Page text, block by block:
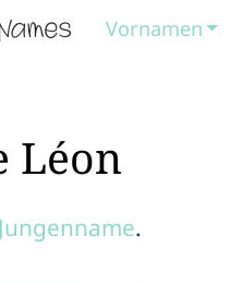
Vornamen
Léon
Jungenname.